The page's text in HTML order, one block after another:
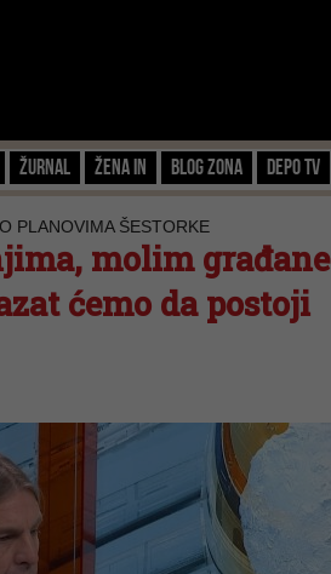
Žurnal Žena IN Blog zona Depo TV
PLANOVIMA ŠESTORKE
molim građane
ćemo da postoji